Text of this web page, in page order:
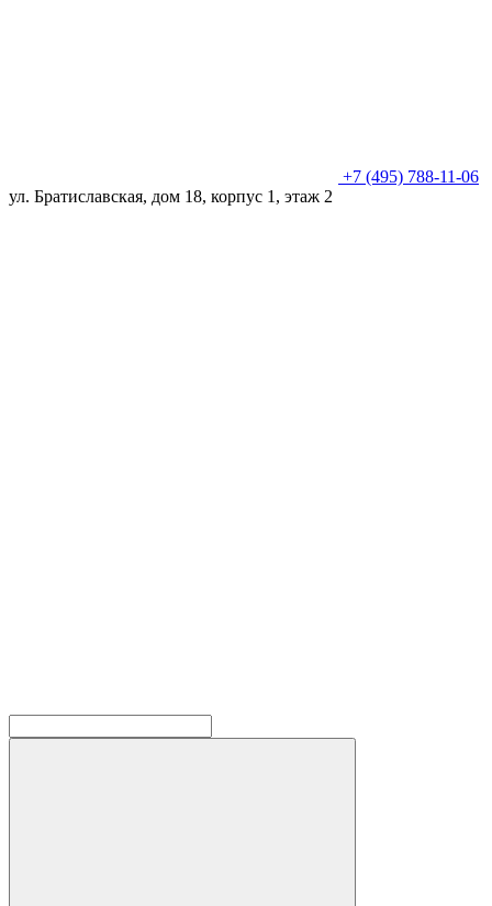
+7 (495) 788-11-06
ул. Братиславская, дом 18, корпус 1, этаж 2